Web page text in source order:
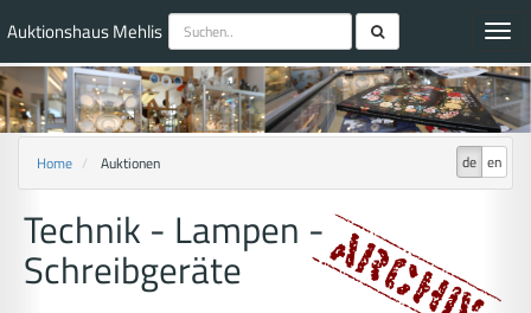
Auktionshaus Mehlis
de en
Home Auktionen
Technik - Lampen -
Schreibgeräte